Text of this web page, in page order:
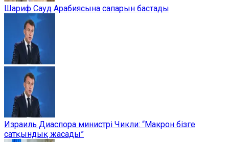
Шариф Сауд Арабиясына сапарын бастады
Израиль Диаспора министрі Чикли: “Макрон бізге
сатқындық жасады”